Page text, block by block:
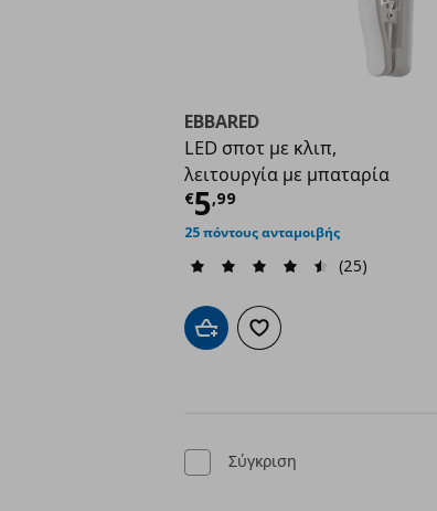
EBBARED
LED σποτ με κλιπ,
λειτουργία με μπαταρία
€5,99
Τρέχουσα τιμή
25 πόντους ανταμοιβής
(25)
Προσθήκη στο καλάθι
Προσθήκη στα αγαπημένα
Σύγκριση